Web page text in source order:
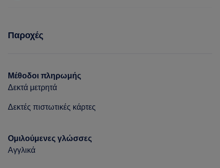
Νύχια
Παροχές
Μέθοδοι πληρωμής
Δεκτά μετρητά
Δεκτές πιστωτικές κάρτες
Ομιλούμενες γλώσσες
Αγγλικά